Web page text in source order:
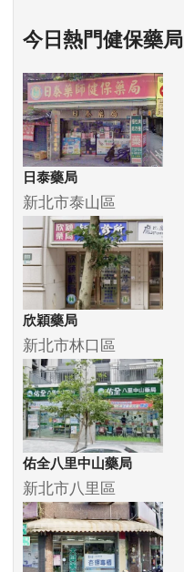
今日熱門健保藥局
日泰藥局
新北市泰山區
欣穎藥局
新北市林口區
佑全八里中山藥局
新北市八里區